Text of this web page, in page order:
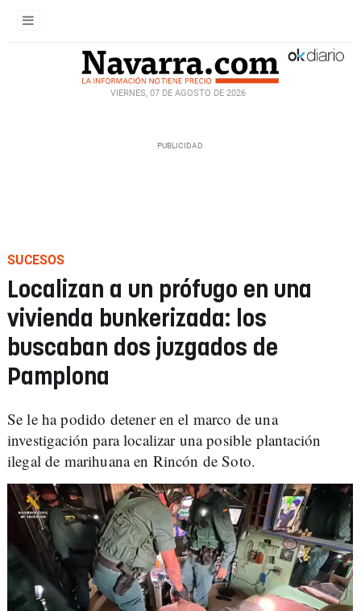
VIERNES, 07 DE AGOSTO DE 2026
SUCESOS
Localizan a un prófugo en una
vivienda bunkerizada: los
buscaban dos juzgados de
Pamplona
Se le ha podido detener en el marco de una
investigación para localizar una posible plantación
ilegal de marihuana en Rincón de Soto.